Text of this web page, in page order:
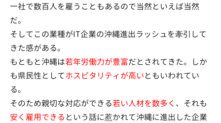
一社で数百人を雇うこともあるので当然といえば当然
だ。
そしてこの業種がIT企業の沖縄進出ラッシュを牽引して
きた感がある。
もともと沖縄は若年労働力が豊富だとされてきた。しか
も県民性としてホスピタリティが高いともいわれてい
る。
そのため親切な対応ができる若い人材を数多く 、それも
安く雇用できる という話に惹かれて沖縄に進出した企業